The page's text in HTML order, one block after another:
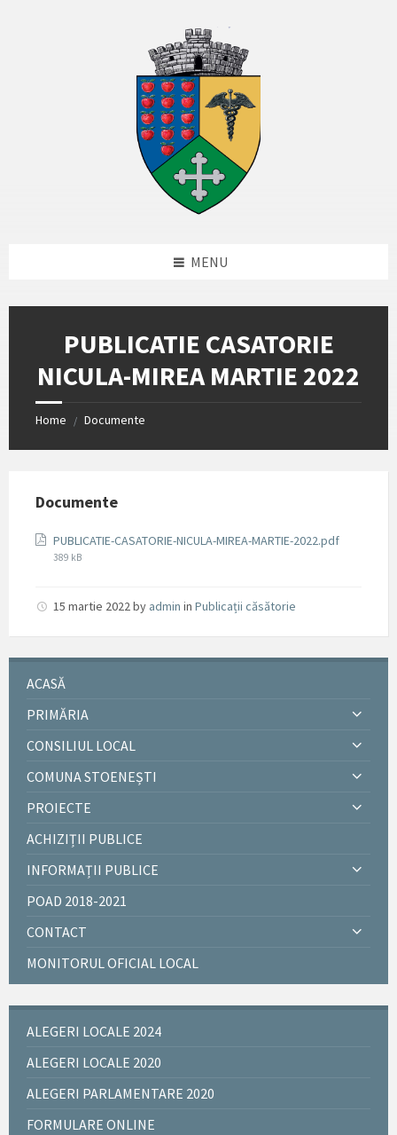
MENU
PUBLICATIE CASATORIE
NICULA-MIREA MARTIE 2022
Home / Documente
Documente
PUBLICATIE-CASATORIE-NICULA-MIREA-MARTIE-2022.pdf
389 kB
15 martie 2022by admin in Publicații căsătorie
ACASĂ
PRIMĂRIA
CONSILIUL LOCAL
COMUNA STOENEȘTI
PROIECTE
ACHIZIȚII PUBLICE
INFORMAȚII PUBLICE
POAD 2018-2021
CONTACT
MONITORUL OFICIAL LOCAL
ALEGERI LOCALE 2024
ALEGERI LOCALE 2020
ALEGERI PARLAMENTARE 2020
FORMULARE ONLINE